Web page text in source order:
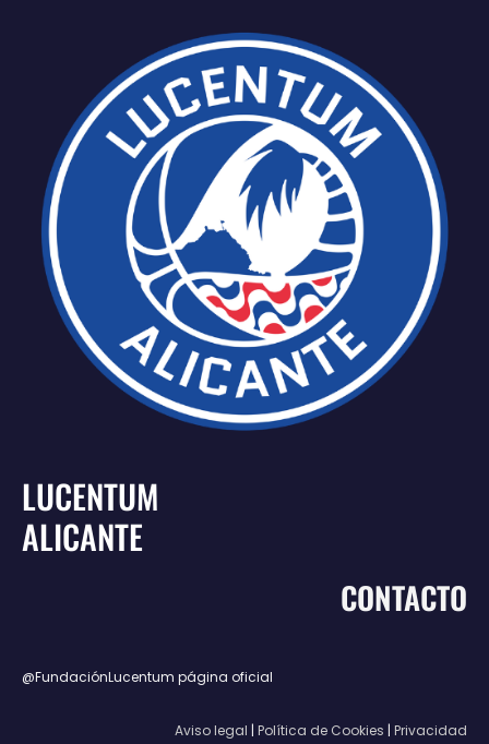
LUCENTUM
ALICANTE
CONTACTO
@FundaciónLucentum página oficial
Aviso legal | Política de Cookies | Privacidad